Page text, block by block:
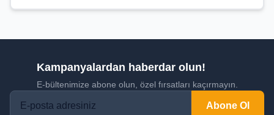
Kampanyalardan haberdar olun!
E-bültenimize abone olun, özel fırsatları kaçırmayın.
Abone Ol